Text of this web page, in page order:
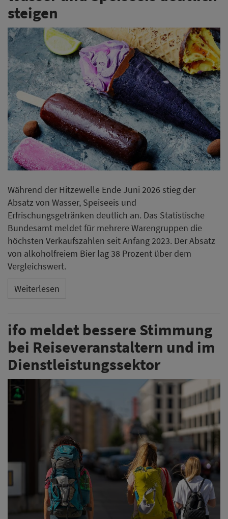
steigen
Während der Hitzewelle Ende Juni 2026 stieg der
Absatz von Wasser, Speiseeis und
Erfrischungsgetränken deutlich an. Das Statistische
Bundesamt meldet für mehrere Warengruppen die
höchsten Verkaufszahlen seit Anfang 2023. Der Absatz
von alkoholfreiem Bier lag 38 Prozent über dem
Vergleichswert.
Weiterlesen
ifo meldet bessere Stimmung
bei Reiseveranstaltern und im
Dienstleistungssektor